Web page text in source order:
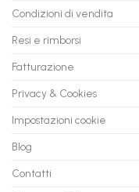
Condizioni di vendita
Resi e rimborsi
Fatturazione
Privacy & Cookies
Impostazioni cookie
Blog
Contatti